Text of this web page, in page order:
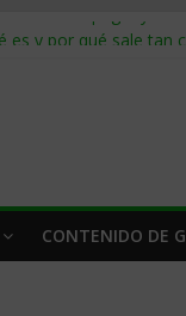
cómo pagar y
de suministro:
UU.: cómo
CONTENIDO DE